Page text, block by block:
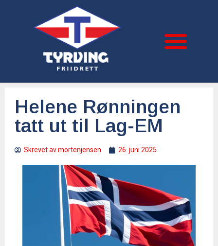
Helene Rønningen
tatt ut til Lag-EM
Skrevet avmortenjensen 26. juni 2025